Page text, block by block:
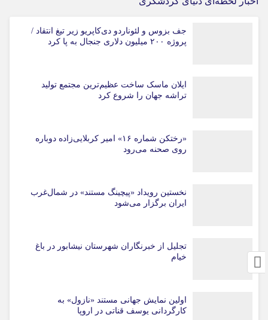
جف بزوس و لئوناردو دی‌کاپریو زیر تیغ انتقاد /
پروژه ۲۰۰ میلیون دلاری جنجال به پا کرد
ایلان ماسک ساخت عظیم‌ترین مجتمع تولید
تراشه جهان را شروع کرد
«رختکن شماره ۱۶» امیر کربلایی‌زاده دوباره
روی صحنه می‌رود
نخستین رویداد «پیچینگ مستند» در شمال‌غرب
ایران برگزار می‌شود
تجلیل از خبرنگاران شهرستان نیشابور در باغ
خیام
اولین نمایش جهانی مستند «نازول» به
کارگردانی یوسف قناتی در اروپا